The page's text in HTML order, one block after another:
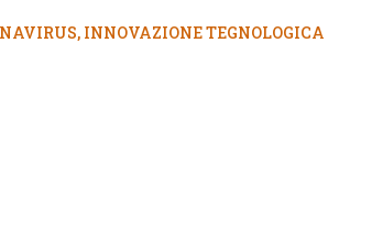
, INNOVAZIONE TEGNOLOGICA